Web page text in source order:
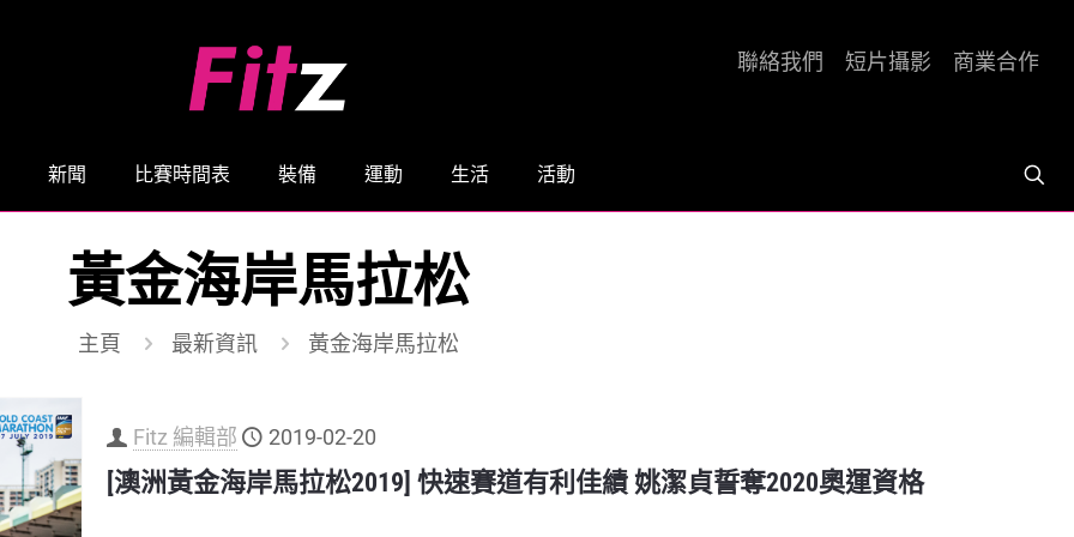
新聞 比賽時間表 裝備 運動 生活 活動
聯絡我們 短片攝影 商業合作
黃金海岸馬拉松
主頁 最新資訊 黃金海岸馬拉松
Fitz 編輯部 2019-02-20
[澳洲黃金海岸馬拉松2019] 快速賽道有利佳績 姚潔貞誓奪2020奧運資格